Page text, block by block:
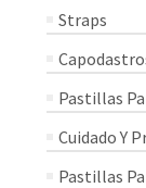
Straps
Pastillas
Cuidado Y
Pastillas